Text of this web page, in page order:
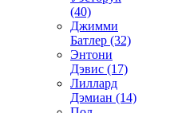
(40)
Джимми
Батлер (32)
Энтони
Дэвис (17)
Лиллард
Дэмиан (14)